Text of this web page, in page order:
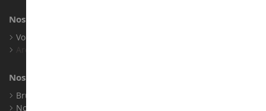
Nos marques
Voir toutes nos marques
Nos fabricants
Bruder
Norev